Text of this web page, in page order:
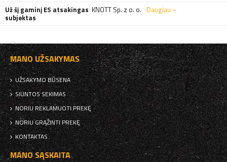
Už šį gaminį ES atsakingas
subjektas
KNOTT Sp. z o. o. Daugiau
MANO UŽSAKYMAS
UŽSAKYMO BŪSENA
SIUNTOS SEKIMAS
NORIU REKLAMUOTI PREKĘ
NORIU GRĄŽINTI PREKĘ
KONTAKTAS
MANO SĄSKAITA